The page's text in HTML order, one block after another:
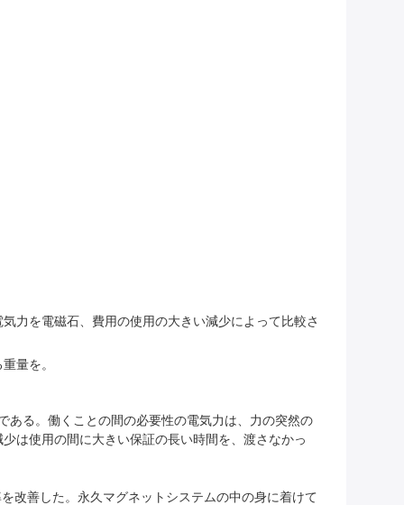
力を電磁石、費用の使用の大きい減少によって比較さ
量を。
る。働くことの間の必要性の電気力は、力の突然の
は使用の間に大きい保証の長い時間を、渡さなかっ
改善した。永久マグネットシステムの中の身に着けて